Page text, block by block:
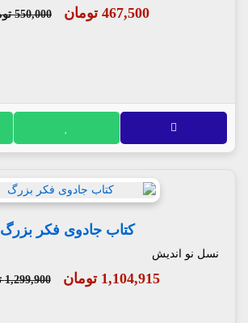
467,500 تومان 550,000 تومان
کتاب جادوی فکر بزرگ
نسل نو اندیش
1,104,915 تومان 1,299,900 تومان